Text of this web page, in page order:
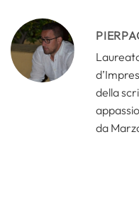
della
da